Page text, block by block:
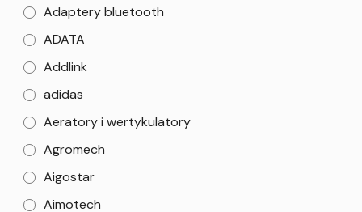
Adaptery bluetooth
ADATA
Addlink
adidas
Aeratory i wertykulatory
Agromech
Aigostar
Aimotech